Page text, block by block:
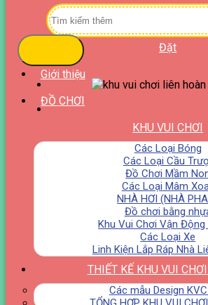
Tìm
kiếm:
Menu
Đặt
Giới thiệu
ĐỒ CHƠI
KHU VUI CHƠI
Các Loại Bóng
Các Loại Cầu
Đồ Chơi Mầm
Các Loại Mâm
NHÀ HƠI (NHÀ
Đồ chơi bằng
Khu Vui Chơi Vận Động
Các Loại Xe
Linh Kiện Lắp Ráp Nhà
THIẾT KẾ KHU VUI
Các mẫu Design